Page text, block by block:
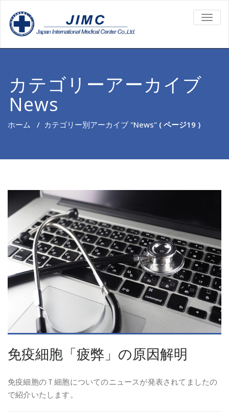
カテゴリーアーカイブ
News
ホーム / カテゴリー別アーカイブ "News" ( ページ19 )
免疫細胞「疲弊」の原因解明
免疫細胞のＴ細胞についてのニュースが発表されてましたの
で紹介いたします。